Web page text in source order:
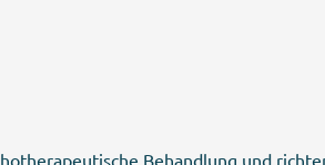
Behandlung und